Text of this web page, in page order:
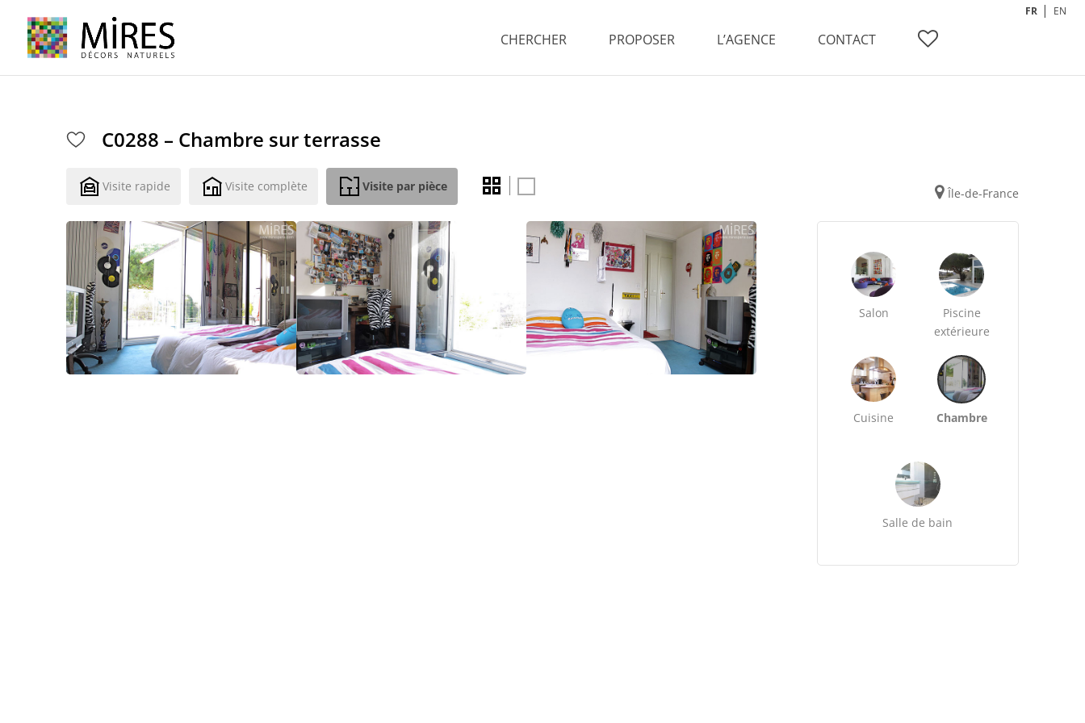
CHERCHER PROPOSER L’AGENCE CONTACT
FR EN
C0288 – Chambre sur terrasse
Visite rapide Visite complète Visite par pièce Île-de-France
Salon
Piscine
extérieure
Cuisine Chambre
Salle de bain